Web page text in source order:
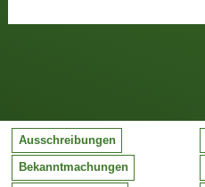
Ausschreibungen
Bekanntmachungen